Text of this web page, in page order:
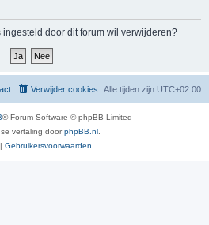
door dit forum wil verwijderen?
Alle tijden zijn UTC+02:00
Verwijder cookies
® Forum Software © phpBB Limited
vertaling doorphpBB.nl
| Gebruikersvoorwaarden